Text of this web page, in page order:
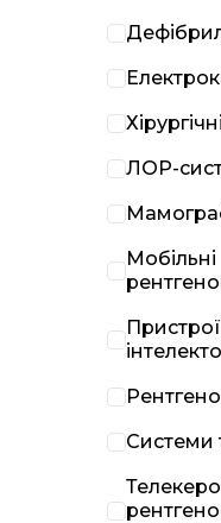
ЛОР-
Мобільні
Системи